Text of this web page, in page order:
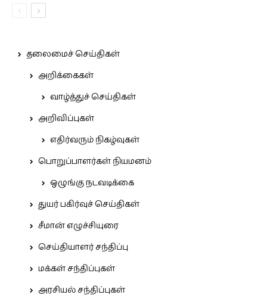
தலைமைச் செய்திகள்
அறிக்கைகள்
வாழ்த்துச் செய்திகள்
அறிவிப்புகள்
எதிர்வரும் நிகழ்வுகள்
பொறுப்பாளர்கள் நியமனம்
ஒழுங்கு நடவடிக்கை
துயர் பகிர்வுச் செய்திகள்
சீமான் எழுச்சியுரை
செய்தியாளர் சந்திப்பு
மக்கள் சந்திப்புகள்
அரசியல் சந்திப்புகள்